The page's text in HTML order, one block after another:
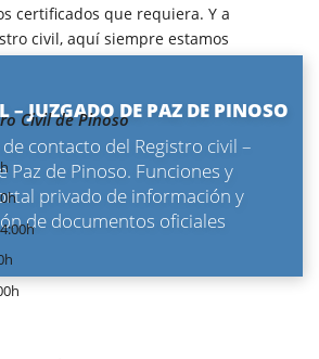
– JUZGADO DE PAZ DE PINOSO
contacto del Registro civil –
Paz de Pinoso. Funciones y
privado de información y
de documentos oficiales
certificados que requiera. Y a
civil, aquí siempre estamos
Civil de Pinoso